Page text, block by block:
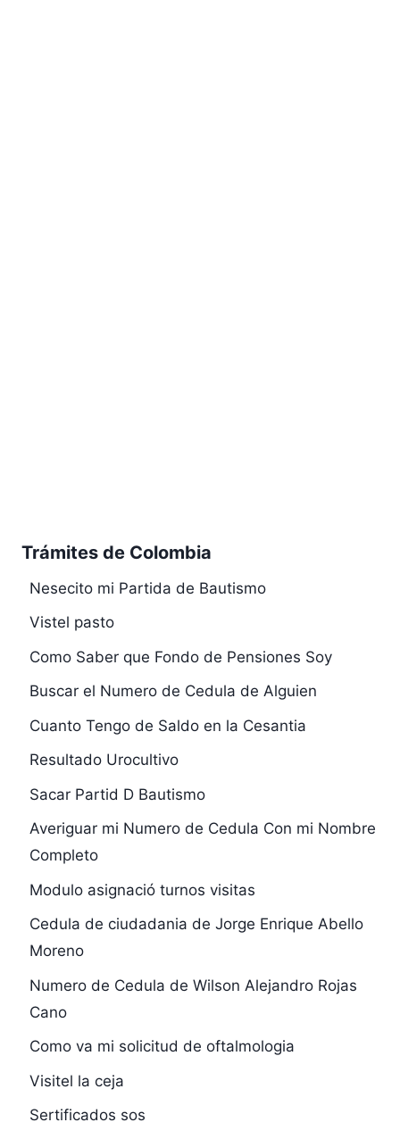
Trámites de Colombia
Nesecito mi Partida de Bautismo
Vistel pasto
Como Saber que Fondo de Pensiones Soy
Buscar el Numero de Cedula de Alguien
Cuanto Tengo de Saldo en la Cesantia
Resultado Urocultivo
Sacar Partid D Bautismo
Averiguar mi Numero de Cedula Con mi Nombre
Completo
Modulo asignació turnos visitas
Cedula de ciudadania de Jorge Enrique Abello
Moreno
Numero de Cedula de Wilson Alejandro Rojas
Cano
Como va mi solicitud de oftalmologia
Visitel la ceja
Sertificados sos